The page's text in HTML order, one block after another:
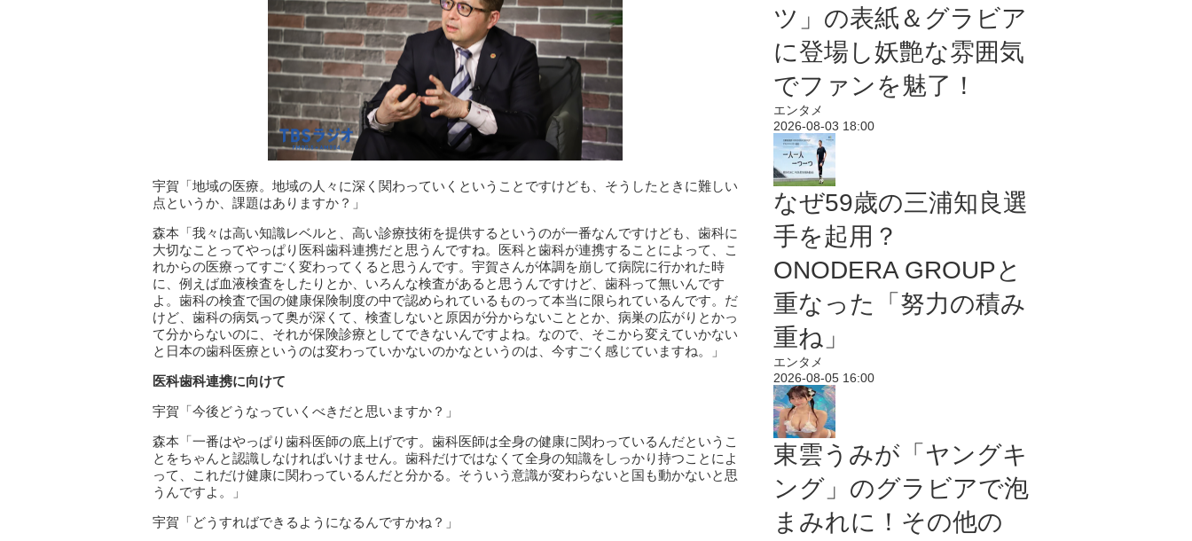
宇賀「地域の医療。地域の人々に深く関わっていくということですけども、そうしたときに難しい
点というか、課題はありますか？」
森本「我々は高い知識レベルと、高い診療技術を提供するというのが一番なんですけども、歯科に
大切なことってやっぱり医科歯科連携だと思うんですね。医科と歯科が連携することによって、こ
れからの医療ってすごく変わってくると思うんです。宇賀さんが体調を崩して病院に行かれた時
に、例えば血液検査をしたりとか、いろんな検査があると思うんですけど、歯科って無いんです
よ。歯科の検査で国の健康保険制度の中で認められているものって本当に限られているんです。だ
けど、歯科の病気って奥が深くて、検査しないと原因が分からないこととか、病巣の広がりとかっ
て分からないのに、それが保険診療としてできないんですよね。なので、そこから変えていかない
と日本の歯科医療というのは変わっていかないのかなというのは、今すごく感じていますね。」
医科歯科連携に向けて
宇賀「今後どうなっていくべきだと思いますか？」
森本「一番はやっぱり歯科医師の底上げです。歯科医師は全身の健康に関わっているんだというこ
とをちゃんと認識しなければいけません。歯科だけではなくて全身の知識をしっかり持つことによ
って、これだけ健康に関わっているんだと分かる。そういう意識が変わらないと国も動かないと思
うんですよ。」
宇賀「どうすればできるようになるんですかね？」
ツ」の表紙＆グラビア
に登場し妖艶な雰囲気
でファンを魅了！
エンタメ
2026-08-03 18:00
なぜ59歳の三浦知良選
手を起用？
ONODERA GROUPと
重なった「努力の積み
重ね」
エンタメ
2026-08-05 16:00
東雲うみが「ヤングキ
ング」のグラビアで泡
まみれに！その他の